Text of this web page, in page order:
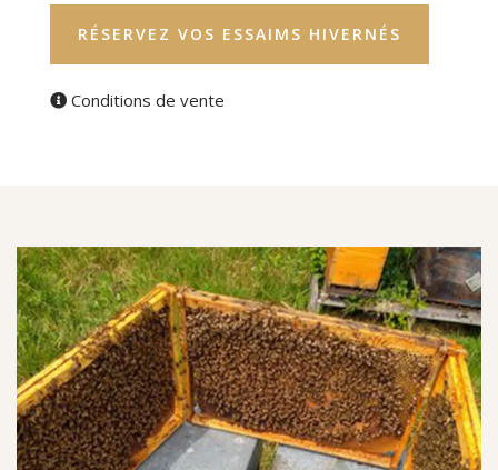
RÉSERVEZ VOS ESSAIMS HIVERNÉS
Conditions de vente